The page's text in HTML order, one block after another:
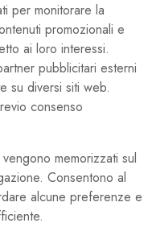
per monitorare la
promozionali e
ai loro interessi.
pubblicitari esterni
su diversi siti web.
consenso
memorizzati sul
Consentono al
alcune preferenze e